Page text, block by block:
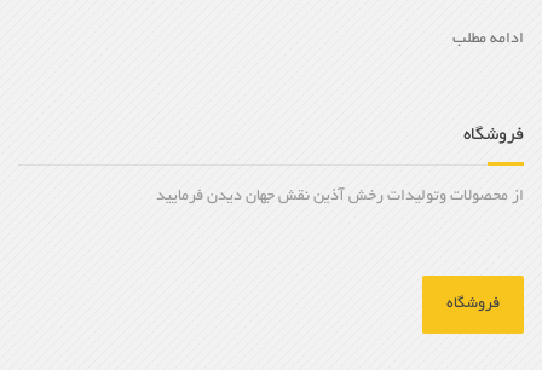
ادامه مطلب
فروشگاه
از محصولات وتولیدات رخش آذین نقش جهان دیدن فرمایید
فروشگاه